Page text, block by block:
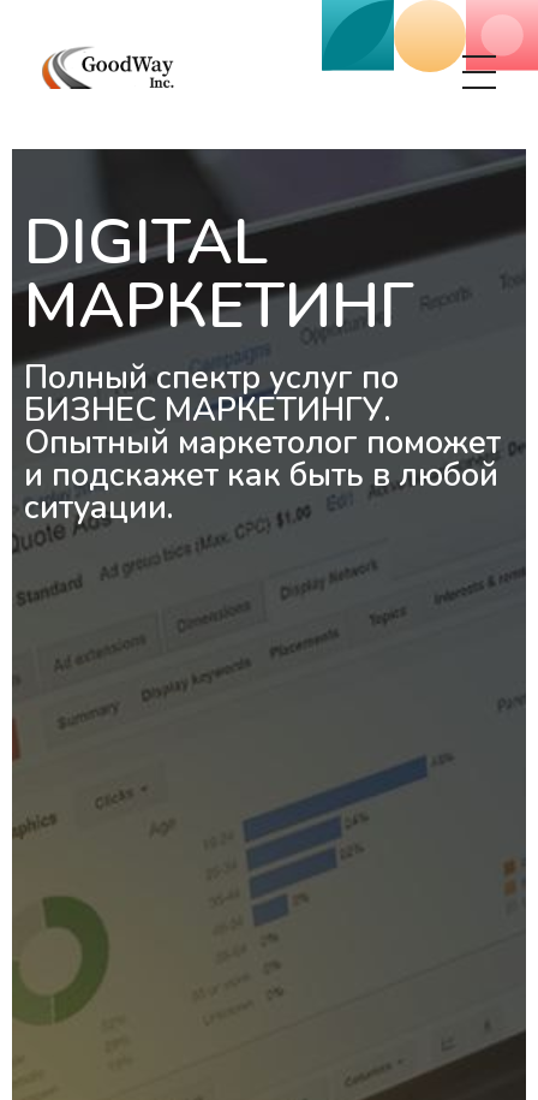
DIGITAL
МАРКЕТИНГ
Полный спектр услуг по
БИЗНЕС МАРКЕТИНГУ.
Опытный маркетолог поможет
и подскажет как быть в любой
ситуации.
Отправляя сообщение, я принимаю
пользовательское соглашение и
подтверждаю, что ознакомлен и согласен